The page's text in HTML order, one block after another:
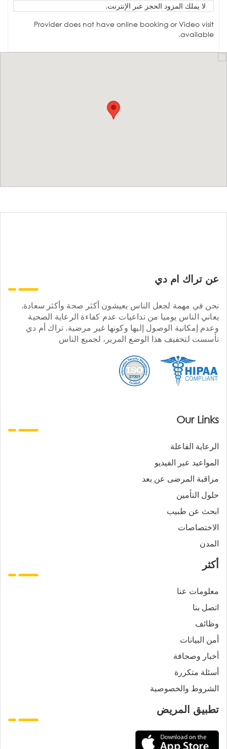
لا يملك المزود الحجز عبر الإنترنت.
Provider does not have online booking or Video visit
available.
عن تراك ام دي
نحن في مهمة لجعل الناس يعيشون أكثر صحة وأكثر سعادة.
يعاني الناس يوميا من تداعيات عدم كفاءة الرعاية الصحية
وعدم إمكانية الوصول إليها وكونها غير مرضية. تراك أم دي
تأسست لتخفيف هذا الوضع المرير، لجميع الناس
Our Links
الرعاية الفاعلة
المواعيد عبر الفيديو
مراقبة المرضى عن بعد
حلول التأمين
ابحث عن طبيب
الاختصاصات
المدن
أكثر
معلومات عنا
اتصل بنا
وظائف
أمن البيانات
أخبار وصحافة
أسئلة متكررة
الشروط والخصوصية
تطبيق المريض